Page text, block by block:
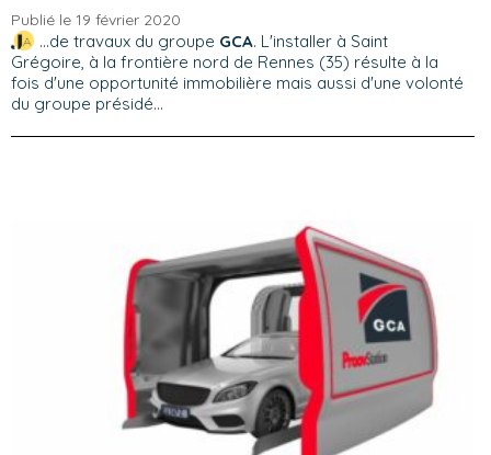
Publié le 19 février 2020
...de travaux du groupe GCA. L'installer à Saint
Grégoire, à la frontière nord de Rennes (35) résulte à la
fois d'une opportunité immobilière mais aussi d'une volonté
du groupe présidé...